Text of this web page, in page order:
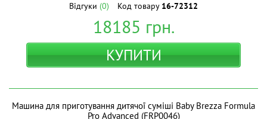
Відгуки (0) Код товару 16-72312
18185 грн.
КУПИТИ
Машина для приготування дитячої суміші Baby Brezza Formula
Pro Advanced (FRP0046)